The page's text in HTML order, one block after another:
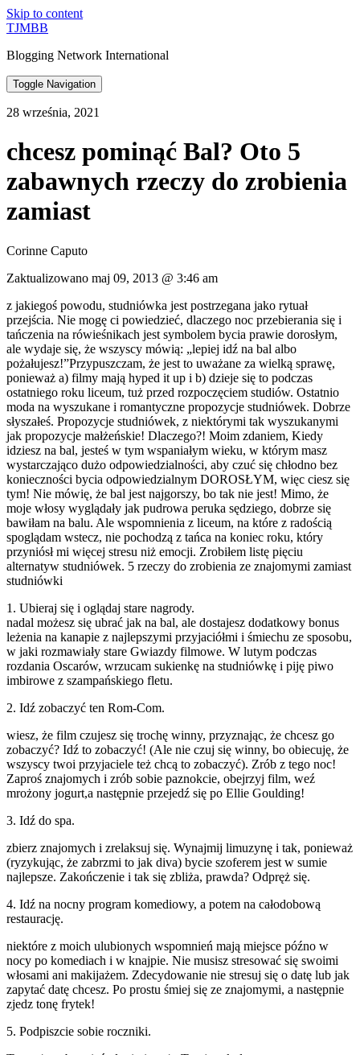
Skip to content
TJMBB
Blogging Network International
Toggle Navigation
28 września, 2021
chcesz pominąć Bal? Oto 5
zabawnych rzeczy do zrobienia
zamiast
Corinne Caputo
Zaktualizowano maj 09, 2013 @ 3:46 am
z jakiegoś powodu, studniówka jest postrzegana jako rytuał
przejścia. Nie mogę ci powiedzieć, dlaczego noc przebierania się i
tańczenia na rówieśnikach jest symbolem bycia prawie dorosłym,
ale wydaje się, że wszyscy mówią: „lepiej idź na bal albo
pożałujesz!”Przypuszczam, że jest to uważane za wielką sprawę,
ponieważ a) filmy mają hyped it up i b) dzieje się to podczas
ostatniego roku liceum, tuż przed rozpoczęciem studiów. Ostatnio
moda na wyszukane i romantyczne propozycje studniówek. Dobrze
słyszałeś. Propozycje studniówek, z niektórymi tak wyszukanymi
jak propozycje małżeńskie! Dlaczego?! Moim zdaniem, Kiedy
idziesz na bal, jesteś w tym wspaniałym wieku, w którym masz
wystarczająco dużo odpowiedzialności, aby czuć się chłodno bez
konieczności bycia odpowiedzialnym DOROSŁYM, więc ciesz się
tym! Nie mówię, że bal jest najgorszy, bo tak nie jest! Mimo, że
moje włosy wyglądały jak pudrowa peruka sędziego, dobrze się
bawiłam na balu. Ale wspomnienia z liceum, na które z radością
spoglądam wstecz, nie pochodzą z tańca na koniec roku, który
przyniósł mi więcej stresu niż emocji. Zrobiłem listę pięciu
alternatyw studniówek. 5 rzeczy do zrobienia ze znajomymi zamiast
studniówki
1. Ubieraj się i oglądaj stare nagrody.
nadal możesz się ubrać jak na bal, ale dostajesz dodatkowy bonus
leżenia na kanapie z najlepszymi przyjaciółmi i śmiechu ze sposobu,
w jaki rozmawiały stare Gwiazdy filmowe. W lutym podczas
rozdania Oscarów, wrzucam sukienkę na studniówkę i piję piwo
imbirowe z szampańskiego fletu.
2. Idź zobaczyć ten Rom-Com.
wiesz, że film czujesz się trochę winny, przyznając, że chcesz go
zobaczyć? Idź to zobaczyć! (Ale nie czuj się winny, bo obiecuję, że
wszyscy twoi przyjaciele też chcą to zobaczyć). Zrób z tego noc!
Zaproś znajomych i zrób sobie paznokcie, obejrzyj film, weź
mrożony jogurt,a następnie przejedź się po Ellie Goulding!
3. Idź do spa.
zbierz znajomych i zrelaksuj się. Wynajmij limuzynę i tak, ponieważ
(ryzykując, że zabrzmi to jak diva) bycie szoferem jest w sumie
najlepsze. Zakończenie i tak się zbliża, prawda? Odpręż się.
4. Idź na nocny program komediowy, a potem na całodobową
restaurację.
niektóre z moich ulubionych wspomnień mają miejsce późno w
nocy po komediach i w knajpie. Nie musisz stresować się swoimi
włosami ani makijażem. Zdecydowanie nie stresuj się o datę lub jak
zapytać datę chcesz. Po prostu śmiej się ze znajomymi, a następnie
zjedz tonę frytek!
5. Podpiszcie sobie roczniki.